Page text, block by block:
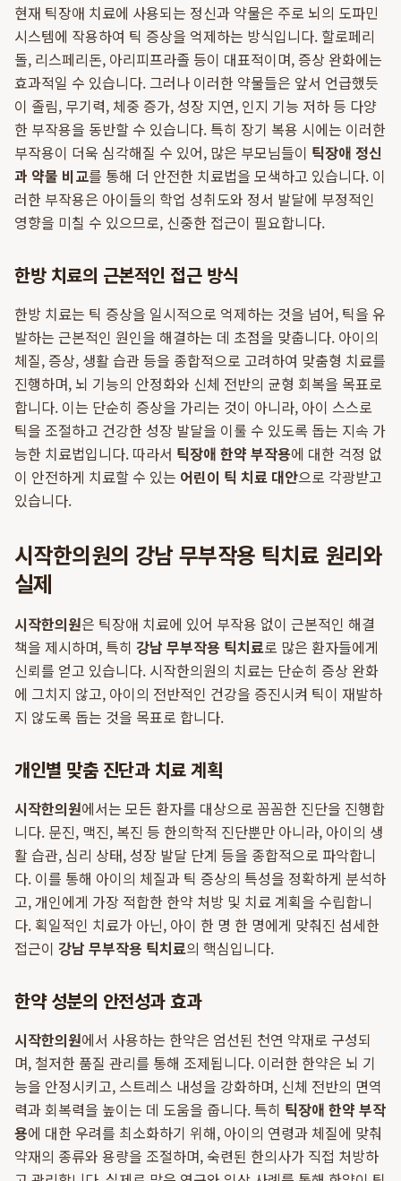
현재 틱장애 치료에 사용되는 정신과 약물은 주로 뇌의 도파민
시스템에 작용하여 틱 증상을 억제하는 방식입니다. 할로페리
돌, 리스페리돈, 아리피프라졸 등이 대표적이며, 증상 완화에는
효과적일 수 있습니다. 그러나 이러한 약물들은 앞서 언급했듯
이 졸림, 무기력, 체중 증가, 성장 지연, 인지 기능 저하 등 다양
한 부작용을 동반할 수 있습니다. 특히 장기 복용 시에는 이러한
부작용이 더욱 심각해질 수 있어, 많은 부모님들이 틱장애 정신
과 약물 비교를 통해 더 안전한 치료법을 모색하고 있습니다. 이
러한 부작용은 아이들의 학업 성취도와 정서 발달에 부정적인
영향을 미칠 수 있으므로, 신중한 접근이 필요합니다.
한방 치료의 근본적인 접근 방식
한방 치료는 틱 증상을 일시적으로 억제하는 것을 넘어, 틱을 유
발하는 근본적인 원인을 해결하는 데 초점을 맞춥니다. 아이의
체질, 증상, 생활 습관 등을 종합적으로 고려하여 맞춤형 치료를
진행하며, 뇌 기능의 안정화와 신체 전반의 균형 회복을 목표로
합니다. 이는 단순히 증상을 가리는 것이 아니라, 아이 스스로
틱을 조절하고 건강한 성장 발달을 이룰 수 있도록 돕는 지속 가
능한 치료법입니다. 따라서 틱장애 한약 부작용에 대한 걱정 없
이 안전하게 치료할 수 있는 어린이 틱 치료 대안으로 각광받고
있습니다.
시작한의원의 강남 무부작용 틱치료 원리와
실제
시작한의원은 틱장애 치료에 있어 부작용 없이 근본적인 해결
책을 제시하며, 특히 강남 무부작용 틱치료로 많은 환자들에게
신뢰를 얻고 있습니다. 시작한의원의 치료는 단순히 증상 완화
에 그치지 않고, 아이의 전반적인 건강을 증진시켜 틱이 재발하
지 않도록 돕는 것을 목표로 합니다.
개인별 맞춤 진단과 치료 계획
시작한의원에서는 모든 환자를 대상으로 꼼꼼한 진단을 진행합
니다. 문진, 맥진, 복진 등 한의학적 진단뿐만 아니라, 아이의 생
활 습관, 심리 상태, 성장 발달 단계 등을 종합적으로 파악합니
다. 이를 통해 아이의 체질과 틱 증상의 특성을 정확하게 분석하
고, 개인에게 가장 적합한 한약 처방 및 치료 계획을 수립합니
다. 획일적인 치료가 아닌, 아이 한 명 한 명에게 맞춰진 섬세한
접근이 강남 무부작용 틱치료의 핵심입니다.
한약 성분의 안전성과 효과
시작한의원에서 사용하는 한약은 엄선된 천연 약재로 구성되
며, 철저한 품질 관리를 통해 조제됩니다. 이러한 한약은 뇌 기
능을 안정시키고, 스트레스 내성을 강화하며, 신체 전반의 면역
력과 회복력을 높이는 데 도움을 줍니다. 특히 틱장애 한약 부작
용에 대한 우려를 최소화하기 위해, 아이의 연령과 체질에 맞춰
약재의 종류와 용량을 조절하며, 숙련된 한의사가 직접 처방하